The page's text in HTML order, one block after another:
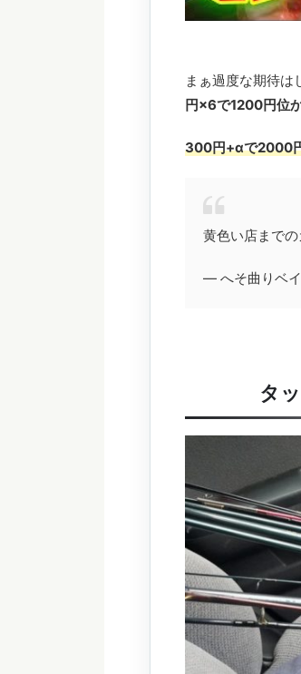
まぁ過度な期待は
円×6で1200円位
300円+αで2000
黄色い店まで
— へそ曲りベ
タ